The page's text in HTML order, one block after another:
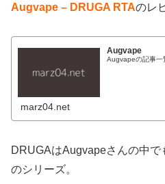
Augvape – DRUGA RTAのレ
Augvape
Augvapeの記事一
marz04.net
DRUGAはAugvapeさんの中
のシリーズ。